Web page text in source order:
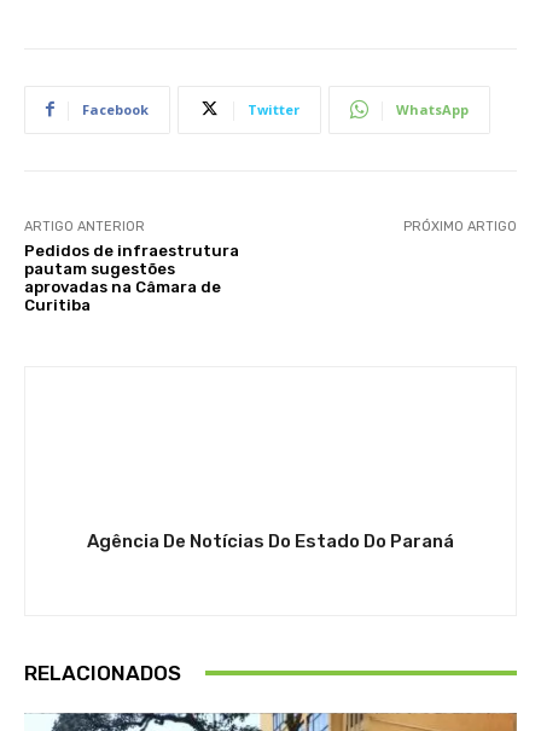
Facebook Twitter WhatsApp
ARTIGO ANTERIOR
Pedidos de infraestrutura
pautam sugestões
aprovadas na Câmara de
Curitiba
PRÓXIMO ARTIGO
Agência De Notícias Do Estado Do Paraná
RELACIONADOS